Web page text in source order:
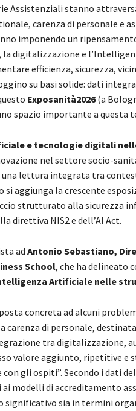
Assistenziali stanno
carenza di personale e
imponendo un
la digitalizzazione e
efficienza, sicurezza,
su basi solide: dati
Exposanità2026(a
spazio importante a questa
e tecnologie digitali
nel settore socio-
lettura integrata tra
aggiunga la crescente
strutturato alla sicurezza
direttiva NIS2 e dell’AI Act.
ad Antonio Sebastiano,
School, che ha delineato
Artificiale nelle
concreta ad alcuni
di personale,
tra digitalizzazione,
valore aggiunto, ripetitive e
gli ospiti”. Secondo i dati
modelli di accreditamento
sia in termini